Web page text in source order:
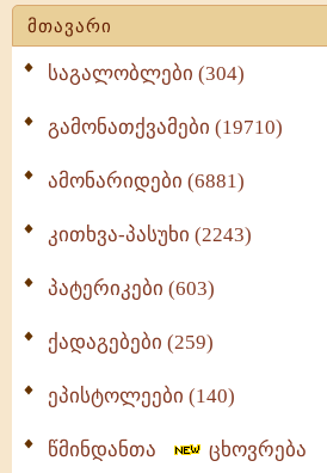
მთავარი
საგალობლები (304)
გამონათქვამები (19710)
ამონარიდები (6881)
კითხვა-პასუხი (2243)
პატერიკები (603)
ქადაგებები (259)
ეპისტოლეები (140)
წმინდანთა ცხოვრება